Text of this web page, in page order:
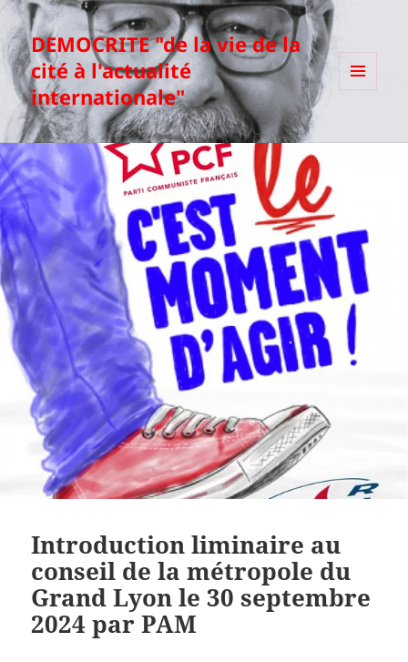
DEMOCRITE "de la vie de la
cité à l'actualité
internationale"
Introduction liminaire au
conseil de la métropole du
Grand Lyon le 30 septembre
2024 par PAM